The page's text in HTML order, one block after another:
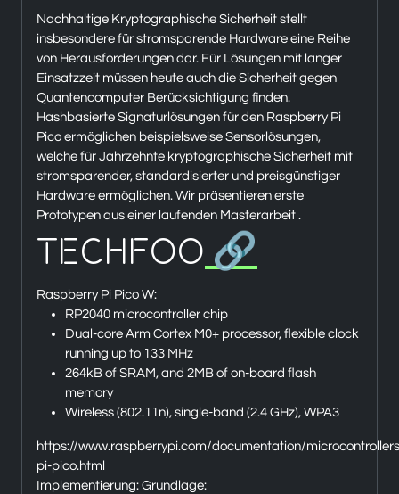
Nachhaltige Kryptographische Sicherheit stellt
insbesondere für stromsparende Hardware eine Reihe
von Herausforderungen dar. Für Lösungen mit langer
Einsatzzeit müssen heute auch die Sicherheit gegen
Quantencomputer Berücksichtigung finden.
Hashbasierte Signaturlösungen für den Raspberry Pi
Pico ermöglichen beispielsweise Sensorlösungen,
welche für Jahrzehnte kryptographische Sicherheit mit
stromsparender, standardisierter und preisgünstiger
Hardware ermöglichen. Wir präsentieren erste
Prototypen aus einer laufenden Masterarbeit .
Techfoo 🔗
Raspberry Pi Pico W:
RP2040 microcontroller chip
Dual-core Arm Cortex M0+ processor, flexible clock
running up to 133 MHz
264kB of SRAM, and 2MB of on-board flash
memory
Wireless (802.11n), single-band (2.4 GHz), WPA3
https://www.raspberrypi.com/documentation/
pi-pico.html
Implementierung: Grundlage: